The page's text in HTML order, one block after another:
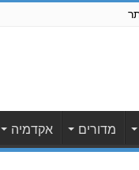
מדורים אקדמיה